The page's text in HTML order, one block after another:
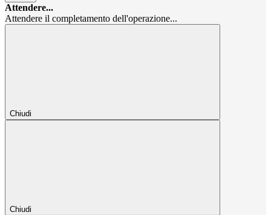
Attendere...
Attendere il completamento dell'operazione...
Chiudi
Chiudi